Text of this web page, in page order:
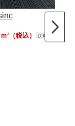
²（税込） 送料別
ダ